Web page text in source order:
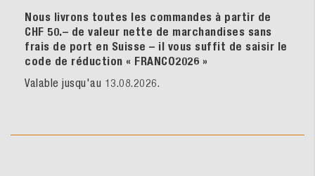
Nous livrons toutes les commandes à partir de
CHF 50.– de valeur nette de marchandises sans
frais de port en Suisse – il vous suffit de saisir le
code de réduction « FRANCO2026 »
Valable jusqu'au 13.08.2026.